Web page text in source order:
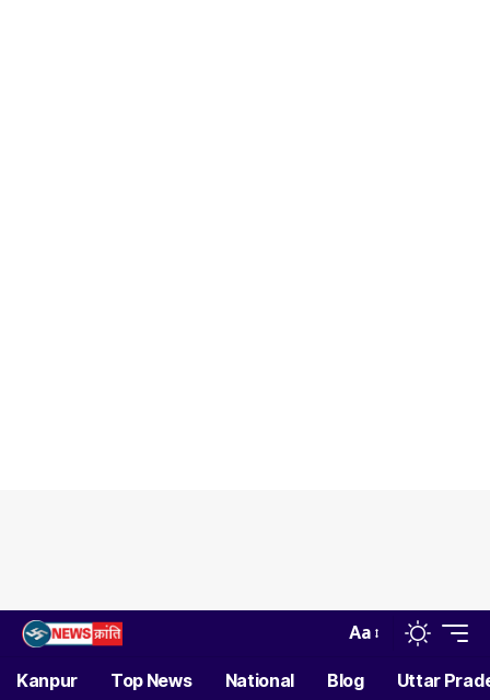
Aa
Kanpur Top News National Blog Uttar